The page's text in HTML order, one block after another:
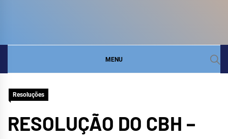
HIDROGRÁFICA DO
MENU
Resoluções
RESOLUÇÃO DO CBH –